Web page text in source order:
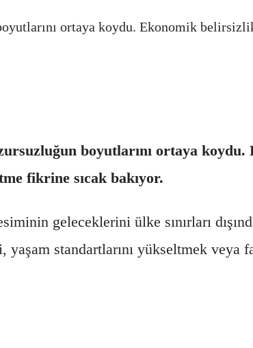
ortaya koydu. Ekonomik
boyutlarını ortaya koydu.
fikrine sıcak bakıyor.
geleceklerini ülke sınırları
standartlarını yükseltmek veya